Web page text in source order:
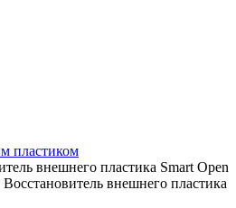
пластиком
внешнего пластика Smart Open
внешнего пластика